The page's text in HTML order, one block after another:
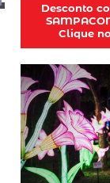
Desconto
Clique